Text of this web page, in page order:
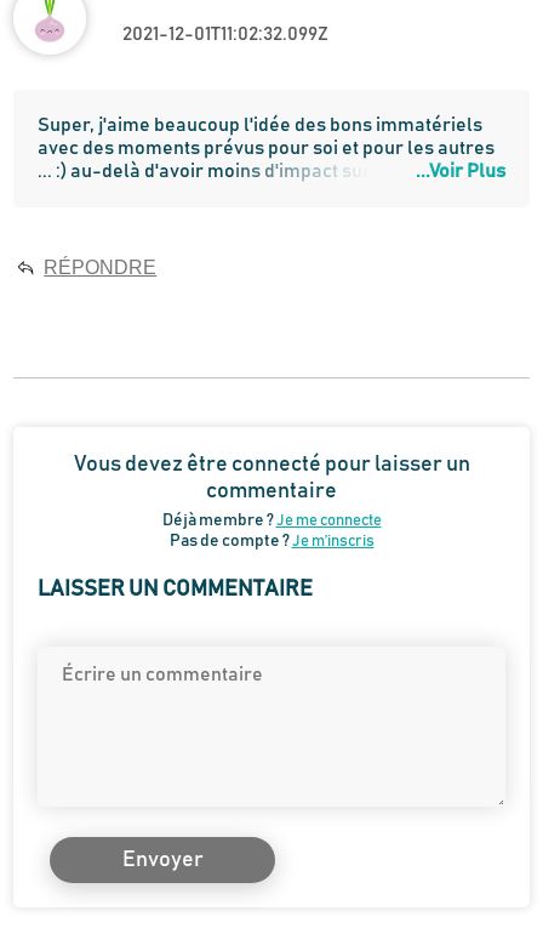
2021-12-01T11:02:32.099Z
Super, j'aime beaucoup l'idée des bons immatériels
avec des moments prévus pour soi et pour les autres
... :) au-delà d'avoir moins d'impact sur
...Voir Plus
RÉPONDRE
Vous devez être connecté pour laisser un
commentaire
Déjà membre ?Je me connecte
Pas de compte ?Je m’inscris
LAISSER UN COMMENTAIRE
Envoyer